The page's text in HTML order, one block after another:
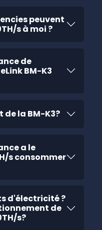
peuvent
s à moi ?
de
BM-K3
de la BM-K3?
a le
s consommer
d'électricité ?
de
s?